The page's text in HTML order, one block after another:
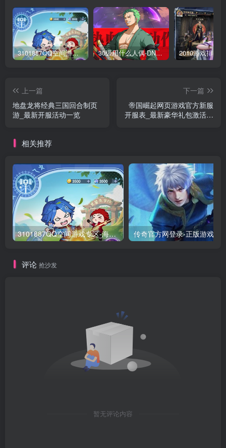
3101887QQ空间游戏专区-海量小游戏免费玩 30级用什么人偶-DNF新手升级人偶选择指南
上一篇
地盘龙将经典三国回合制页
游_最新开服活动一览
下一篇
帝国崛起网页游戏官方新服
开服表_最新豪华礼包激活码
相关推荐
3101887QQ空间游戏专区-海量小游戏免费玩
评论 抢沙发
暂无评论内容